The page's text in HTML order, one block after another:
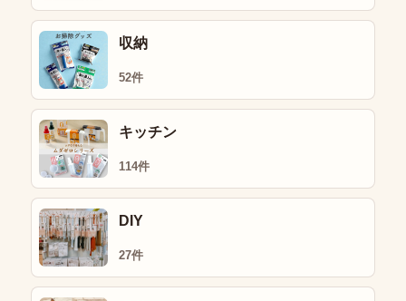
収納
52件
キッチン
114件
DIY
27件